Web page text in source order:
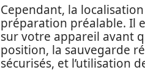
Cependant, la
préparation préalable. Il
sur votre appareil avant
position, la sauvegarde
sécurisés, et l’utilisation